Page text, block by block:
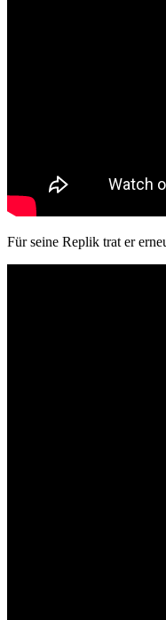
Für seine Replik trat er